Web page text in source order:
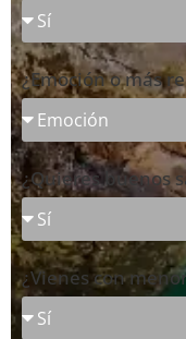
¿Emoción o más
¿Quieres buenos
¿Vienes con